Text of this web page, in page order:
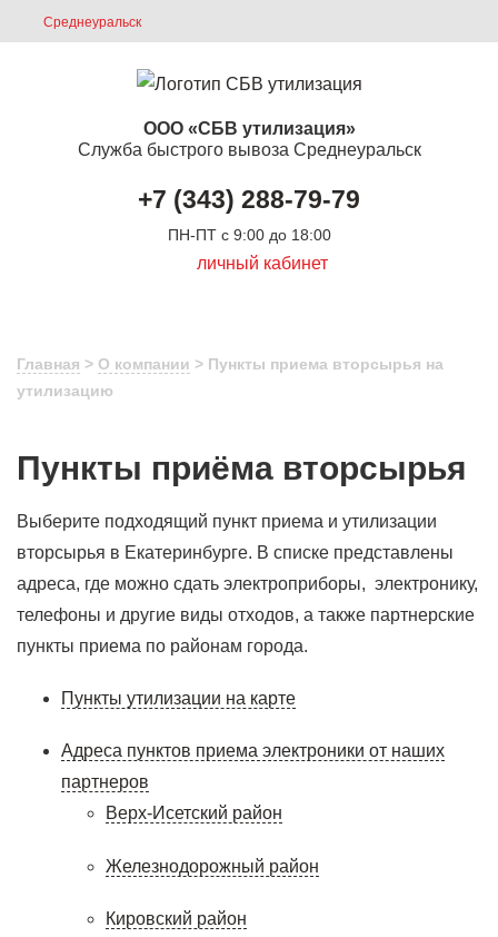
Среднеуральск
ООО «СБВ утилизация»
Служба быстрого вывоза Среднеуральск
+7 (343) 288-79-79
ПН-ПТ с 9:00 до 18:00
личный кабинет
Главная > О компании > Пункты приема вторсырья на
утилизацию
Пункты приёма вторсырья
Выберите подходящий пункт приема и утилизации
вторсырья в Екатеринбурге. В списке представлены
адреса, где можно сдать электроприборы, электронику,
телефоны и другие виды отходов, а также партнерские
пункты приема по районам города.
Пункты утилизации на карте
Адреса пунктов приема электроники от наших
партнеров
Верх-Исетский район
Железнодорожный район
Кировский район